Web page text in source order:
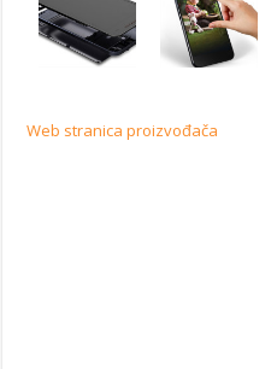
Web stranica proizvođača